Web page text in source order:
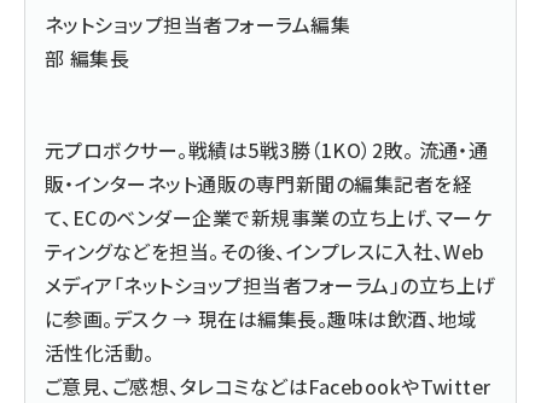
ネットショップ担当者フォーラム編集
部 編集長
元プロボクサー。戦績は5戦3勝（1KO）2敗。 流通・通
販・インターネット通販の専門新聞の編集記者を経
て、ECのベンダー企業で新規事業の立ち上げ、マーケ
ティングなどを担当。その後、インプレスに入社、Web
メディア「ネットショップ担当者フォーラム」の立ち上げ
に参画。デスク → 現在は編集長。趣味は飲酒、地域
活性化活動。
ご意見、ご感想、タレコミなどはFacebookやTwitter